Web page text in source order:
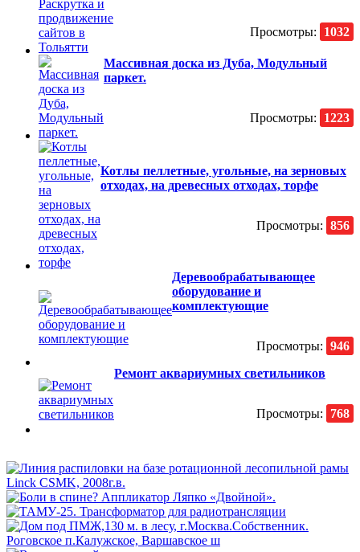
Просмотры: 1032
Массивная доска из Дуба, Модульный
паркет.
Просмотры: 1223
Котлы пеллетные, угольные, на зерновых
отходах, на древесных отходах, торфе
Просмотры: 856
Деревообрабатывающее
оборудование и
комплектующие
Просмотры: 946
Ремонт аквариумных светильников
Просмотры: 768